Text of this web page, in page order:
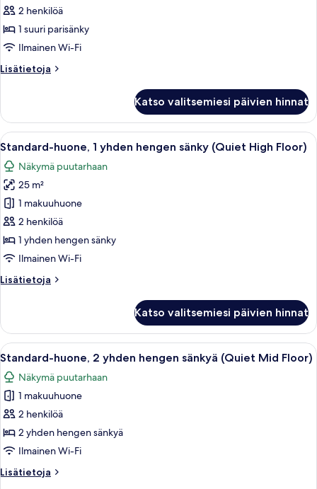
1
suuri
parisänky
High
2 henkilöä
1 suuri parisänky
Ilmainen Wi-Fi
Lisätietoja
Lisätietoja
1
suuri
parisänky
High
Floor)
Katso valitsemiesi päivien hinnat
Avaa
kaikki
huonetyypin
Standard-
huone,
1
yhden
hengen
(Quiet
kuvat
Hotellihuone, jossa on sänky,
7
Standard-huone, 1 yhden hengen sänky (Quiet High Floor)
Näkymä puutarhaan
25 m²
1 makuuhuone
2 henkilöä
1 yhden hengen sänky
Ilmainen Wi-Fi
Lisätietoja
Lisätietoja
1
yhden
hengen
(Quiet
High
Katso valitsemiesi päivien hinnat
Avaa
kaikki
huonetyypin
Standard-
huone,
2
yhden
sänkyä
Hotellihuone, jossa on sänky,
5
Standard-huone, 2 yhden hengen sänkyä (Quiet Mid Floor)
Näkymä puutarhaan
1 makuuhuone
2 henkilöä
2 yhden hengen sänkyä
Ilmainen Wi-Fi
Lisätietoja
Lisätietoja